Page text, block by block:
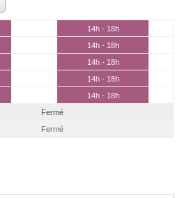
14h - 18h
14h - 18h
14h - 18h
14h - 18h
14h - 18h
Fermé
Fermé